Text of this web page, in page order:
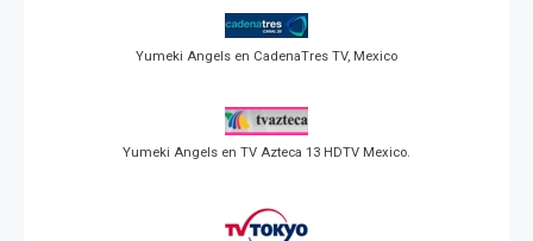
Yumeki Angels en CadenaTres TV, Mexico
Yumeki Angels en TV Azteca 13 HDTV Mexico.